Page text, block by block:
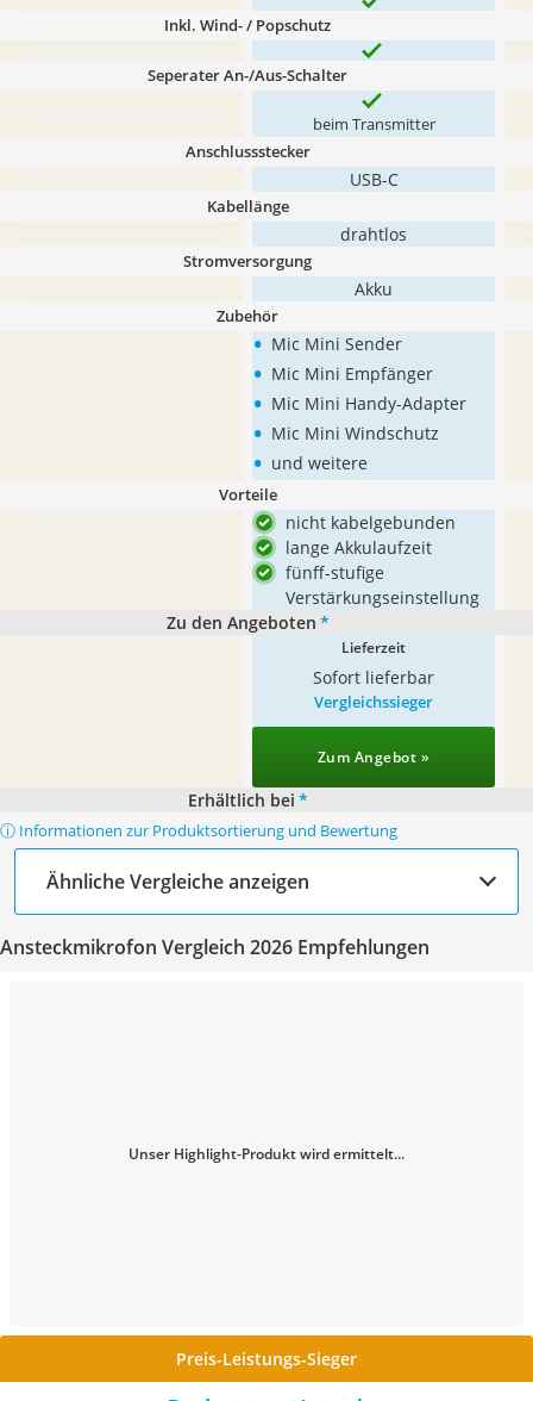
Inkl. Wind- / Popschutz
Seperater An-/Aus-Schalter
beim Transmitter
Anschlussstecker
USB-C
Kabellänge
drahtlos
Stromversorgung
Akku
Zubehör
• Mic Mini Sender
• Mic Mini Empfänger
• Mic Mini Handy-Adapter
• Mic Mini Windschutz
• und weitere
Vorteile
nicht kabelgebunden
lange Akkulaufzeit
fünff-stufige
Verstärkungseinstellung
Zu den Angeboten *
Lieferzeit
Sofort lieferbar
Vergleichssieger
Zum Angebot »
Erhältlich bei *
ⓘ Informationen zur Produktsortierung und Bewertung
Ähnliche Vergleiche anzeigen
Ansteckmikrofon Vergleich 2026 Empfehlungen
Unser Highlight-Produkt wird ermittelt...
Preis-Leistungs-Sieger